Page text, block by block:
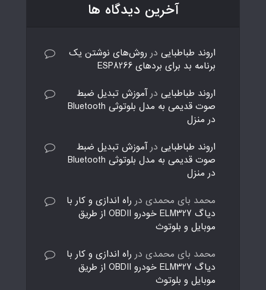
آخرین دیدگاه ها
اروند طباطبایی در روش‌های نوشتن یک
برنامه بد برای بردهای ESP8266
اروند طباطبایی در آموزش تبدیل ضبط
صوت قدیمی به مدل بلوتوثی Bluetooth
در منزل
اروند طباطبایی در آموزش تبدیل ضبط
صوت قدیمی به مدل بلوتوثی Bluetooth
در منزل
محمد بای محمدی در راه اندازی و کار با
دیاگ ELM327 خودرو OBDII از طریق
موبایل و بلوتوث
محمد بای محمدی در راه اندازی و کار با
دیاگ ELM327 خودرو OBDII از طریق
موبایل و بلوتوث